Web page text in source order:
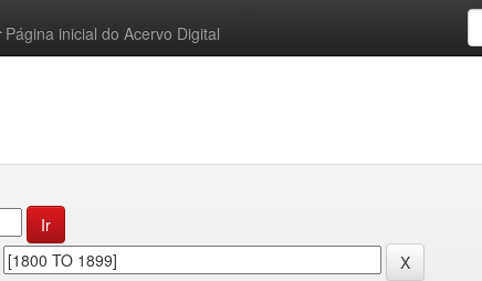
Página inicial do Acervo Digital